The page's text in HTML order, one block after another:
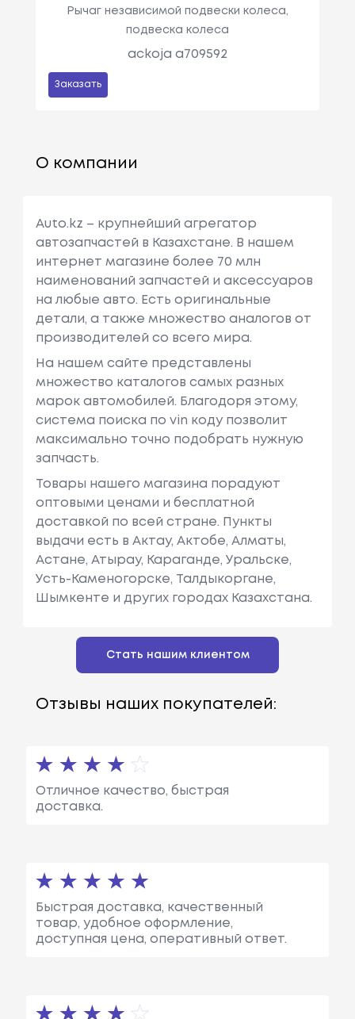
Рычаг независимой подвески колеса,
подвеска колеса
ackoja a709592
Заказать
О компании
Auto.kz – крупнейший агрегатор
автозапчастей в Казахстане. В нашем
интернет магазине более 70 млн
наименований запчастей и аксессуаров
на любые авто. Есть оригинальные
детали, а также множество аналогов от
производителей со всего мира.
На нашем сайте представлены
множество каталогов самых разных
марок автомобилей. Благодоря этому,
система поиска по vin коду позволит
максимально точно подобрать нужную
запчасть.
Товары нашего магазина порадуют
оптовыми ценами и бесплатной
доставкой по всей стране. Пункты
выдачи есть в Актау, Актобе, Алматы,
Астане, Атырау, Караганде, Уральске,
Усть-Каменогорске, Талдыкоргане,
Шымкенте и других городах Казахстана.
Стать нашим клиентом
Отзывы наших покупателей:
Отличное качество, быстрая
доставка.
Быстрая доставка, качественный
товар, удобное оформление,
доступная цена, оперативный ответ.